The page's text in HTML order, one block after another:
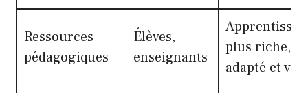
Ressources
pédagogiques
Élèves,
enseignants
plus riche,
adapté et